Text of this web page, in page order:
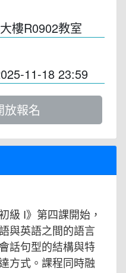
樓R0902教室
11-18 23:59
放報名
級 I》第四課開始，
與英語之間的語言
話句型的結構與特
方式。課程同時融